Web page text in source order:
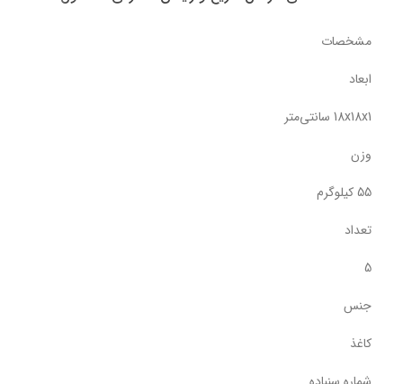
مشخصات
ابعاد
18x18x1 سانتی‌متر
وزن
55 کیلوگرم
تعداد
5
جنس
کاغذ